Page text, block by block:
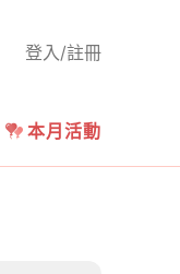
登入/註冊
本月活動